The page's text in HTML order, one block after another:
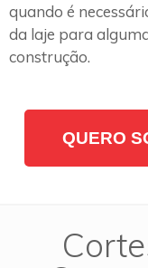
quando é
da laje para
construção.
QUERO